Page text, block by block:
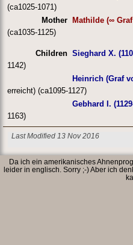
(ca1025-1071)
Mother Mathilde (∞
(ca1035-1125)
Children Sieghard X.
1142)
Heinrich (Graf
erreicht) (ca1095-1127)
Gebhard I.
1163)
Last Modified 13 Nov 2016
Da ich ein amerikanisches
leider in englisch. Sorry ;-) Aber ich